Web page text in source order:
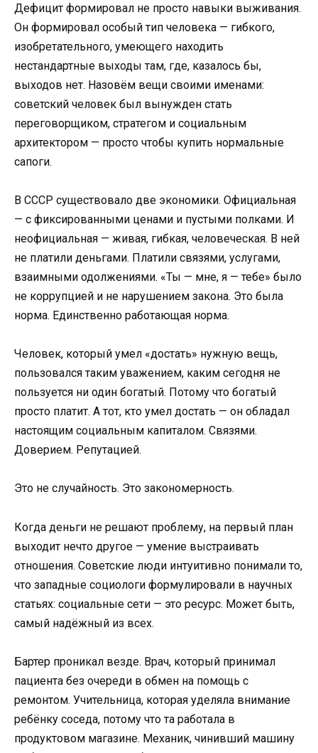
Дефицит формировал не просто навыки выживания.
Он формировал особый тип человека — гибкого,
изобретательного, умеющего находить
нестандартные выходы там, где, казалось бы,
выходов нет. Назовём вещи своими именами:
советский человек был вынужден стать
переговорщиком, стратегом и социальным
архитектором — просто чтобы купить нормальные
сапоги.
В СССР существовало две экономики. Официальная
— с фиксированными ценами и пустыми полками. И
неофициальная — живая, гибкая, человеческая. В ней
не платили деньгами. Платили связями, услугами,
взаимными одолжениями. «Ты — мне, я — тебе» было
не коррупцией и не нарушением закона. Это была
норма. Единственно работающая норма.
Человек, который умел «достать» нужную вещь,
пользовался таким уважением, каким сегодня не
пользуется ни один богатый. Потому что богатый
просто платит. А тот, кто умел достать — он обладал
настоящим социальным капиталом. Связями.
Доверием. Репутацией.
Это не случайность. Это закономерность.
Когда деньги не решают проблему, на первый план
выходит нечто другое — умение выстраивать
отношения. Советские люди интуитивно понимали то,
что западные социологи формулировали в научных
статьях: социальные сети — это ресурс. Может быть,
самый надёжный из всех.
Бартер проникал везде. Врач, который принимал
пациента без очереди в обмен на помощь с
ремонтом. Учительница, которая уделяла внимание
ребёнку соседа, потому что та работала в
продуктовом магазине. Механик, чинивший машину